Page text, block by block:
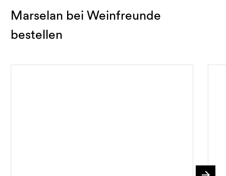
Marselan bei Weinfreunde
bestellen